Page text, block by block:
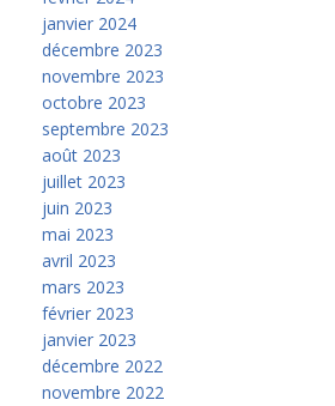
janvier 2024
décembre 2023
novembre 2023
octobre 2023
septembre 2023
août 2023
juillet 2023
juin 2023
mai 2023
avril 2023
mars 2023
février 2023
janvier 2023
décembre 2022
novembre 2022